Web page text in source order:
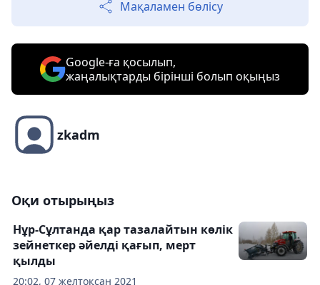
Мақаламен бөлісу
Google-ға қосылып,
жаңалықтарды бірінші болып оқыңыз
zkadm
Оқи отырыңыз
20:02, 07 желтоқсан 2021
Нұр-Сұлтанда қар тазалайтын көлік
зейнеткер әйелді қағып, мерт
қылды